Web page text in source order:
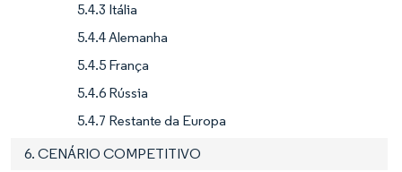
5.4.3 Itália
5.4.4 Alemanha
5.4.5 França
5.4.6 Rússia
5.4.7 Restante da Europa
6. CENÁRIO COMPETITIVO